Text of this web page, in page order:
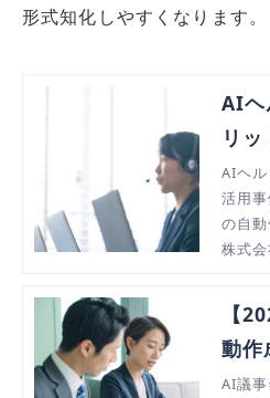
形式知化しやすくなります。
AIヘ
リ
Qや
務効
AIヘ
活用
の自
企業
複雑
活用
して
株式
【
動作
め
AI議